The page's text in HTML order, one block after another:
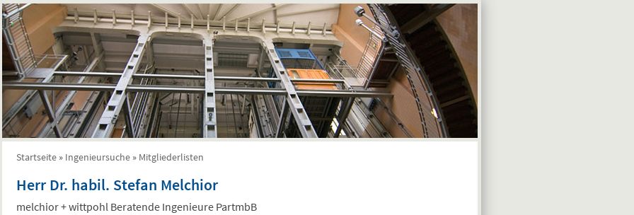
Sie sind hier
Startseite » Ingenieursuche » Mitgliederlisten
Herr Dr. habil. Stefan Melchior
melchior + wittpohl Beratende Ingenieure PartmbB